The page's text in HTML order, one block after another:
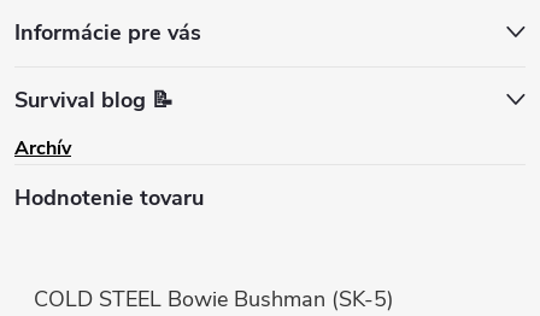
Informácie pre vás
Survival blog 📝
Archív
Hodnotenie tovaru
COLD STEEL Bowie Bushman (SK-5)